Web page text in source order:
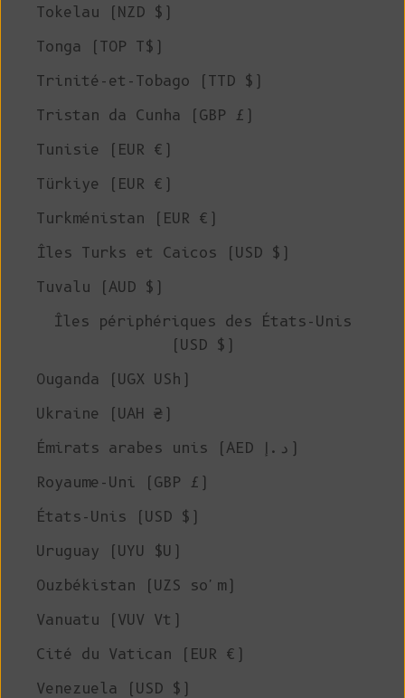
Tokelau (NZD $)
Tonga (TOP T$)
Trinité-et-Tobago (TTD $)
Tristan da Cunha (GBP £)
Tunisie (EUR €)
Türkiye (EUR €)
Turkménistan (EUR €)
Îles Turks et Caicos (USD $)
Tuvalu (AUD $)
Îles périphériques des États-Unis
(USD $)
Ouganda (UGX USh)
Ukraine (UAH ₴)
Émirats arabes unis (AED د.إ)
Royaume-Uni (GBP £)
États-Unis (USD $)
Uruguay (UYU $U)
Ouzbékistan (UZS so'm)
Vanuatu (VUV Vt)
Cité du Vatican (EUR €)
Venezuela (USD $)